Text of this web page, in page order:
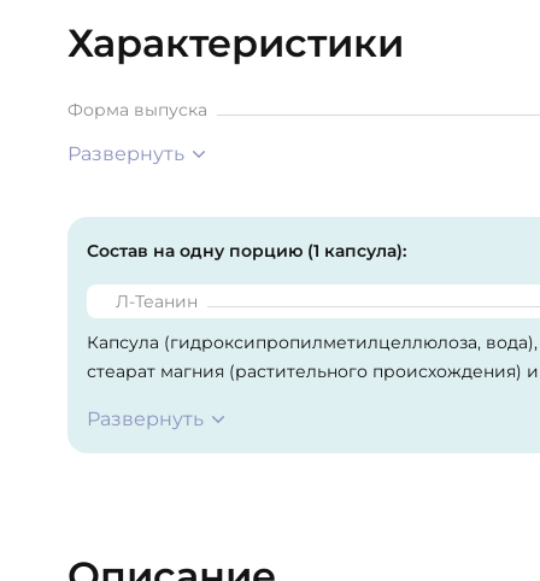
Характеристики
Форма выпуска
Развернуть
Состав на одну порцию (1 капсула):
Л-Теанин
Капсула (гидроксипропилметилцеллюлоза,
стеарат магния (растительного происхождения)
Не содержит пшеницы, глютена, сои, молочных
древесных орехов и кунжута.
Развернуть